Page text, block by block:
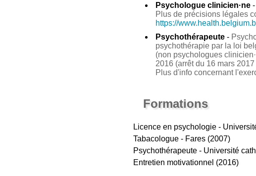
Psychologue clinicien·ne-
Plus de précisions légales
https://
Psychothérapeute-
psychothérapie par la loi
(non psychologues
2016 (arrêt du 16 mars
Plus d'info concernant
Formations
Licence en psychologie -
Tabacologue - Fares (2007)
Psychothérapeute - Université
Entretien motivationnel (2016)